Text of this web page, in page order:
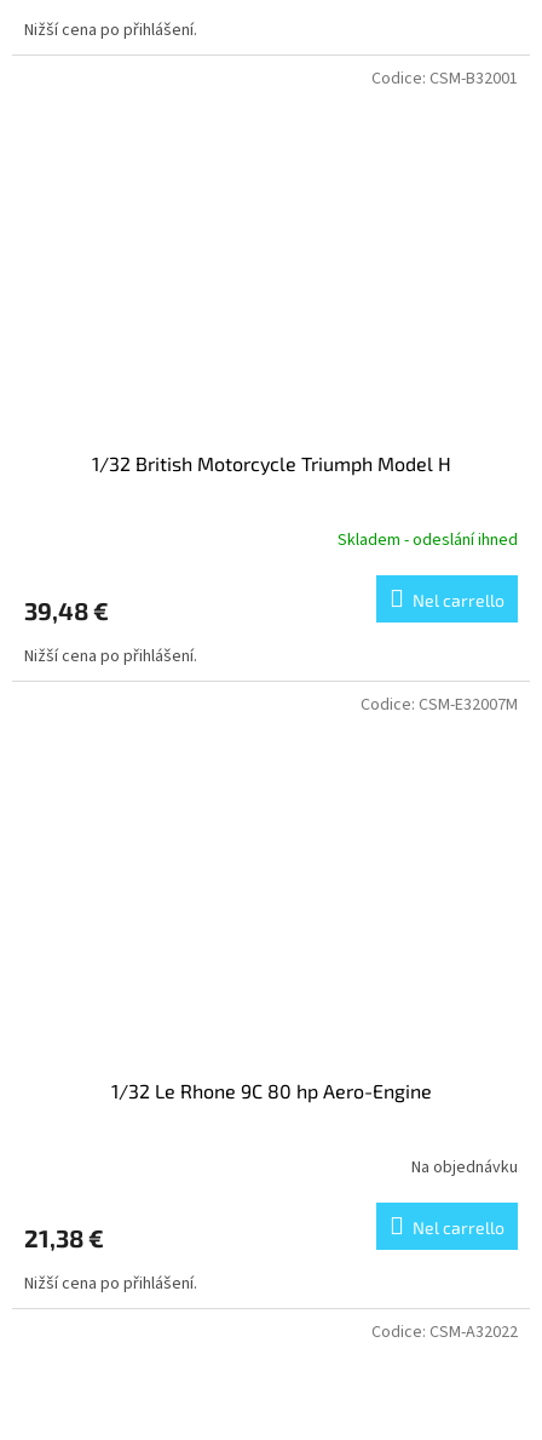
Nižší cena po přihlášení.
1/32 British Motorcycle Triumph Model H
Skladem - odeslání ihned
39,48 € Nel carrello
Nižší cena po přihlášení.
Codice: CSM-B32001
1/32 Le Rhone 9C 80 hp Aero-Engine
Na objednávku
21,38 € Nel carrello
Nižší cena po přihlášení.
Codice: CSM-E32007M
Codice: CSM-A32022